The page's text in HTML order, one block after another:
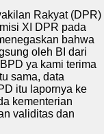
Rakyat (DPR)
XI DPR pada
bahwa
oleh BI dari
ya kami terima
sama, data
itu lapornya ke
kementerian
validitas dan